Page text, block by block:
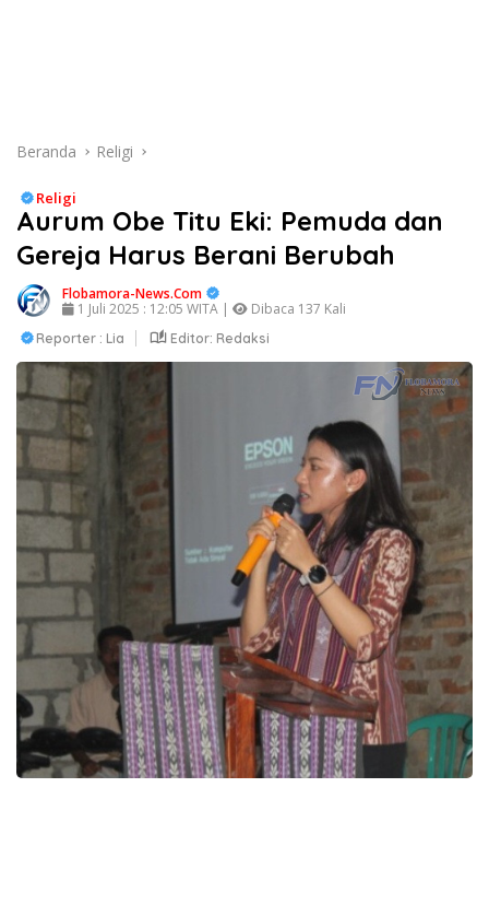
Beranda Religi
Religi
Aurum Obe Titu Eki: Pemuda dan
Gereja Harus Berani Berubah
Flobamora-News.Com
1 Juli 2025 : 12:05 WITA |
Dibaca 137 Kali
Reporter : Lia Editor: Redaksi